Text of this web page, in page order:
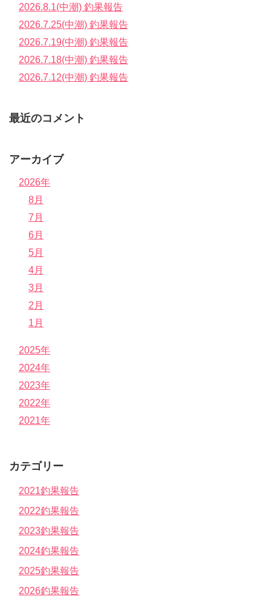
2026.8.1(中潮) 釣果報告
2026.7.25(中潮) 釣果報告
2026.7.19(中潮) 釣果報告
2026.7.18(中潮) 釣果報告
2026.7.12(中潮) 釣果報告
最近のコメント
アーカイブ
2026年
8月
7月
6月
5月
4月
3月
2月
1月
2025年
2024年
2023年
2022年
2021年
カテゴリー
2021釣果報告
2022釣果報告
2023釣果報告
2024釣果報告
2025釣果報告
2026釣果報告